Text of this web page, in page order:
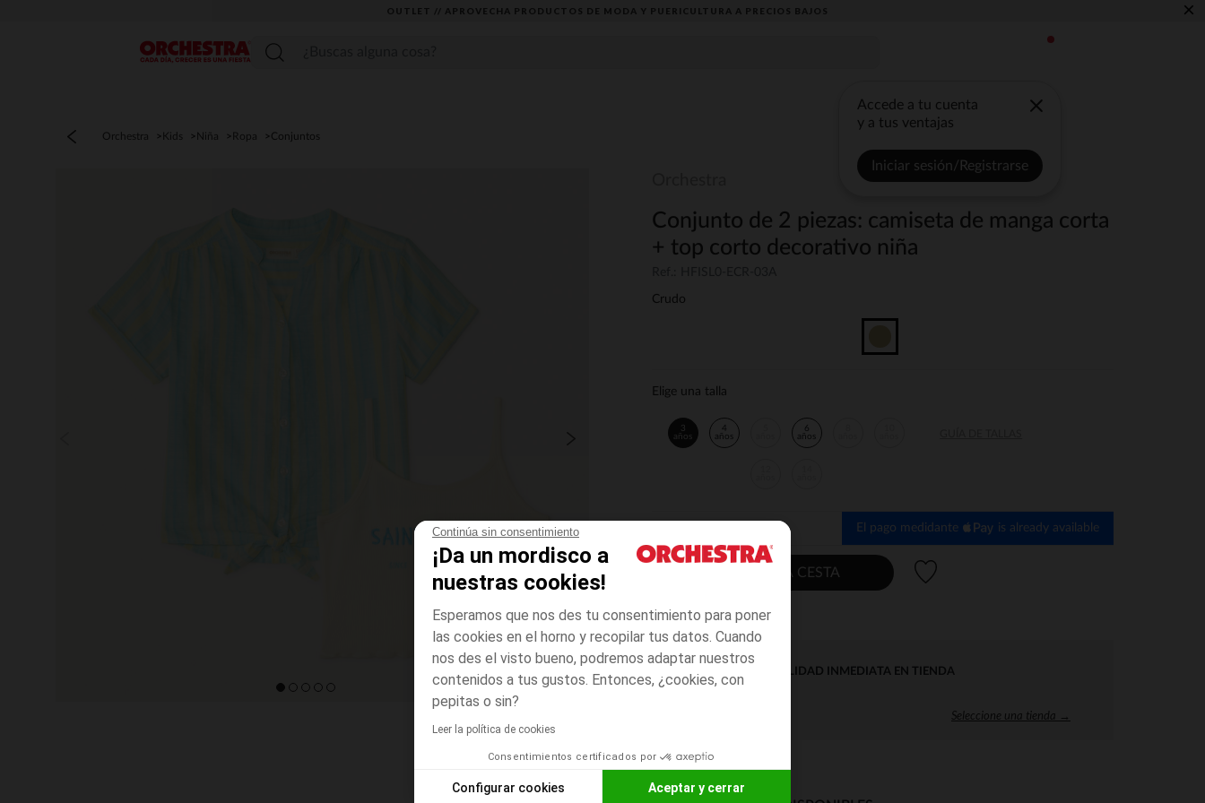
Continúa sin consentimiento
¡Da un mordisco a
nuestras cookies!
Esperamos que nos des tu consentimiento para poner
las cookies en el horno y recopilar tus datos. Cuando
nos des el visto bueno, podremos adaptar nuestros
contenidos a tus gustos. Entonces, ¿cookies, con
pepitas o sin?
Leer la política de cookies
Consentimientos certificados por
Configurar cookies Aceptar y cerrar
OUTLET // APROVECHA PRODUCTOS DE MODA Y PUERICULTURA A PRECIOS BAJOS ×
Menú
Accede a tu cuenta
y a tus ventajas
Iniciar sesión/Registrarse
Orchestra Kids Niña Ropa Conjuntos
Conjunto de 2 piezas: camiseta de manga corta
+ top corto decorativo niña
Crudo
Elige una talla
3
años
4
años
6
años
El pago medidante is already available
AÑADIR A LA CESTA
DISPONIBILIDAD INMEDIATA EN TIENDA
Seleccione una tienda →